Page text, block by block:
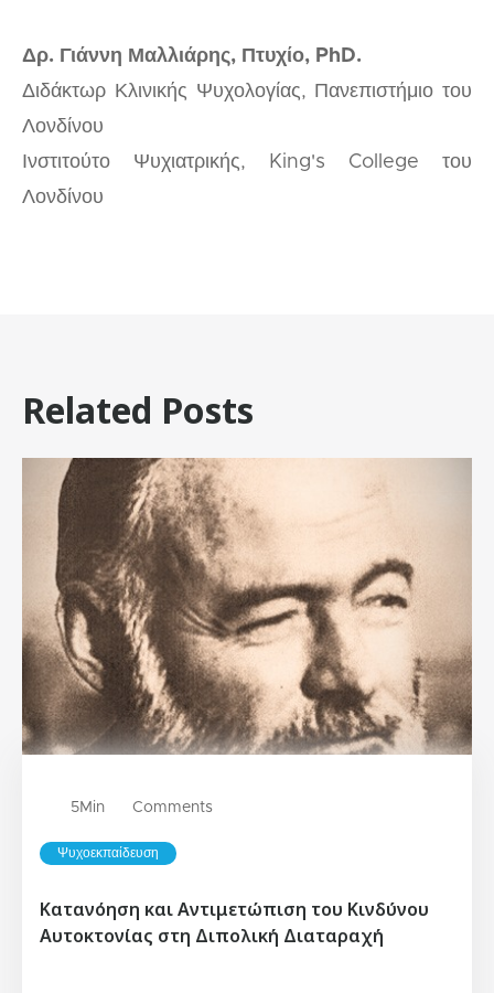
Δρ. Γιάννη Μαλλιάρης, Πτυχίο, PhD.
Διδάκτωρ Κλινικής Ψυχολογίας, Πανεπιστήμιο του
Λονδίνου
Ινστιτούτο Ψυχιατρικής, King's College του
Λονδίνου
Related Posts
5Min Comments
Ψυχοεκπαίδευση
Κατανόηση και Αντιμετώπιση του Κινδύνου
Αυτοκτονίας στη Διπολική Διαταραχή